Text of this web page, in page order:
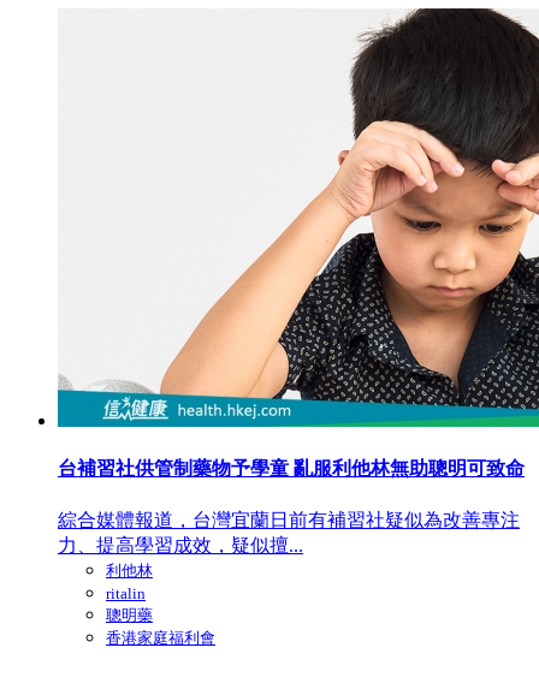
台補習社供管制藥物予學童 亂服利他林無助聰明可致命
綜合媒體報道，台灣宜蘭日前有補習社疑似為改善專注
力、提高學習成效，疑似擅...
利他林
ritalin
聰明藥
香港家庭福利會